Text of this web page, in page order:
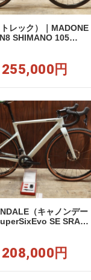
レック）｜MADONE
SHIMANO 105
255,000円
（キャノンデー
SE SRAM
｜買取金額 208,000円
208,000円